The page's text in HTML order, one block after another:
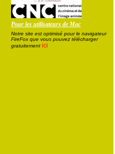
Pour les utilisateurs de Mac
Notre site est optimisé pour le navigateur
FireFox que vous pouvez télécharger
gratuitement ici